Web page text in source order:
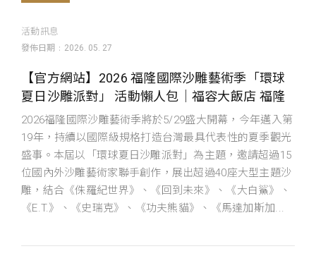
活動訊息
發佈日期 2026. 05. 27
【官方網站】2026 福隆國際沙雕藝術季「環球
夏日沙雕派對」 活動懶人包｜福容大飯店 福隆
2026福隆國際沙雕藝術季將於5/29盛大開幕，今年邁入第
19年，持續以國際級規格打造台灣最具代表性的夏季觀光
盛事。本屆以「環球夏日沙雕派對」為主題，邀請超過15
位國內外沙雕藝術家聯手創作，展出超過40座大型主題沙
雕，結合《侏羅紀世界》、《回到未來》、《大白鯊》、
《E.T.》、《史瑞克》、《功夫熊貓》、《馬達加斯加...